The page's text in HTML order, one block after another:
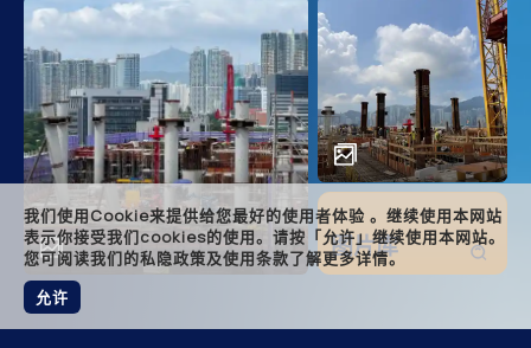
我们使用Cookie来提供给您最好的使用者体验 。继续使用本网站
表示你接受我们cookies的使用。请按「允许」继续使用本网站。
您可阅读我们的私隐政策及使用条款了解更多详情。
允许
图片库
main